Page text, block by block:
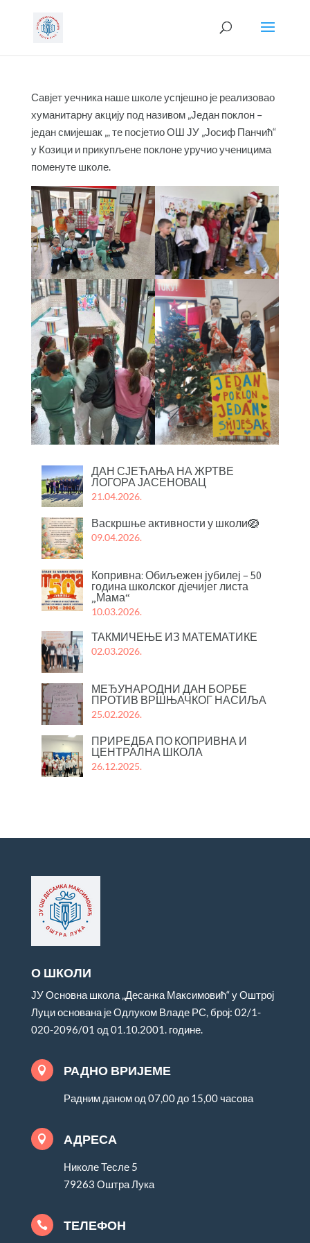
Савјет уечника наше школе успјешно је реализовао
хуманитарну акцију под називом „Један поклон –
један смијешак „, те посјетио ОШ ЈУ „Јосиф Панчић“
у Козици и прикупљене поклоне уручио ученицима
поменуте школе.
ДАН СЈЕЋАЊА НА ЖРТВЕ
ЛОГОРА ЈАСЕНОВАЦ
21.04.2026.
Васкршње активности у школи🪺
09.04.2026.
Копривна: Обиљежен јубилеј – 50
година школског дјечијег листа
„Мама“
10.03.2026.
ТАКМИЧЕЊЕ ИЗ МАТЕМАТИКЕ
02.03.2026.
МЕЂУНАРОДНИ ДАН БОРБЕ
ПРОТИВ ВРШЊАЧКОГ НАСИЉА
25.02.2026.
ПРИРЕДБА ПО КОПРИВНА И
ЦЕНТРАЛНА ШКОЛА
26.12.2025.
О ШКОЛИ
ЈУ Основна школа „Десанка Максимовић“ у Оштрој
Луци основана је Одлуком Владе РС, број: 02/1-
020-2096/01 од 01.10.2001. године.
 РАДНО ВРИЈЕМЕ
Радним даном од 07,00 до 15,00 часова
 АДРЕСА
Николе Тесле 5
79263 Оштра Лука
 ТЕЛЕФОН